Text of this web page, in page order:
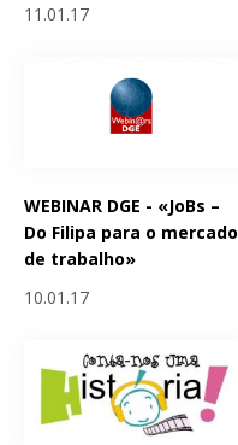
11.01.17
WEBINAR DGE - «JoBs –
Do Filipa para o mercado
de trabalho»
10.01.17